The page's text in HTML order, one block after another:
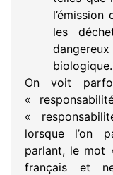
les
biologique.
On voit
«
«
lorsque l’on
parlant, le mot
français et